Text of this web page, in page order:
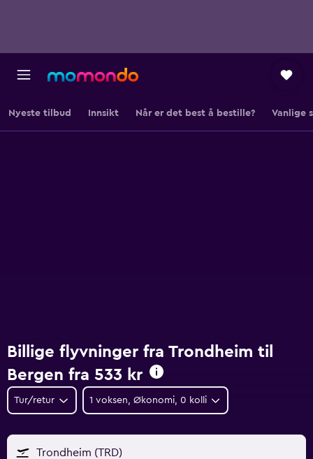
Nyeste tilbud Innsikt Når er det best å bestille? Vanlige
Billige flyvninger fra Trondheim til
Bergen fra 533 kr
Tur/retur 1 voksen, Økonomi, 0 kolli
Trondheim (TRD)